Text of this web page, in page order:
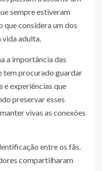
sempre estiveram
considera um dos
vida adulta.
a importância das
tem procurado guardar
e experiências que
preservar esses
vivas as conexões
entre os fãs.
compartilharam